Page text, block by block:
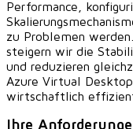
Performance,
zu Problemen
steigern wir die
und reduzieren
Azure Virtual
wirtschaftlich
Ihre